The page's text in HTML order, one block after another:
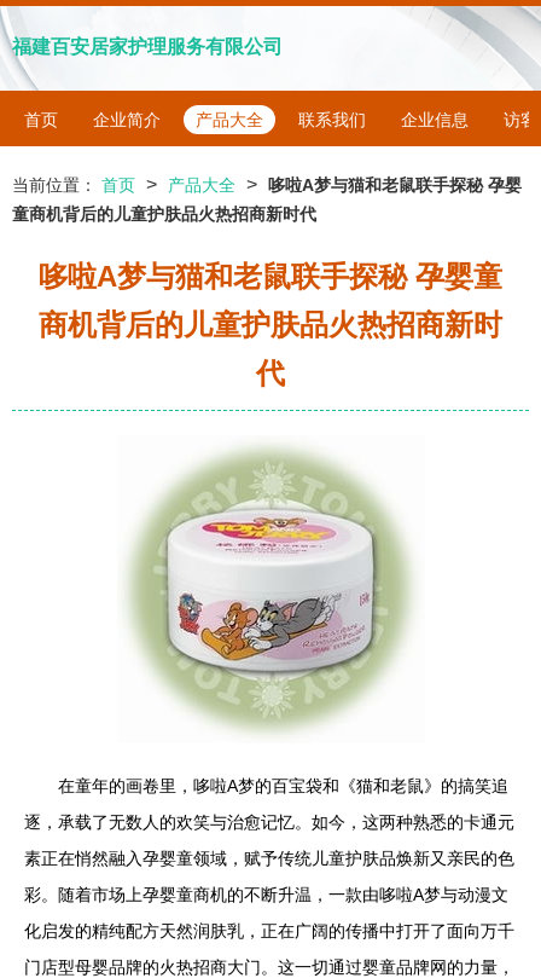
福建百安居家护理服务有限公司
首页 企业简介 产品大全 联系我们 企业信息 访客
当前位置： 首页 > 产品大全 >
哆啦A梦与猫和老鼠联手探秘 孕婴
童商机背后的儿童护肤品火热招商新时代
哆啦A梦与猫和老鼠联手探秘 孕婴童
商机背后的儿童护肤品火热招商新时
代
在童年的画卷里，哆啦A梦的百宝袋和《猫和老鼠》的搞笑追
逐，承载了无数人的欢笑与治愈记忆。如今，这两种熟悉的卡通元
素正在悄然融入孕婴童领域，赋予传统儿童护肤品焕新又亲民的色
彩。随着市场上孕婴童商机的不断升温，一款由哆啦A梦与动漫文
化启发的精纯配方天然润肤乳，正在广阔的传播中打开了面向万千
门店型母婴品牌的火热招商大门。这一切通过婴童品牌网的力量，